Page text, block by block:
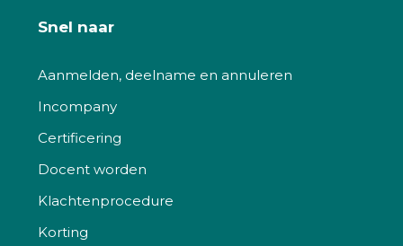
Snel naar
Aanmelden, deelname en annuleren
Incompany
Certificering
Docent worden
Klachtenprocedure
Korting